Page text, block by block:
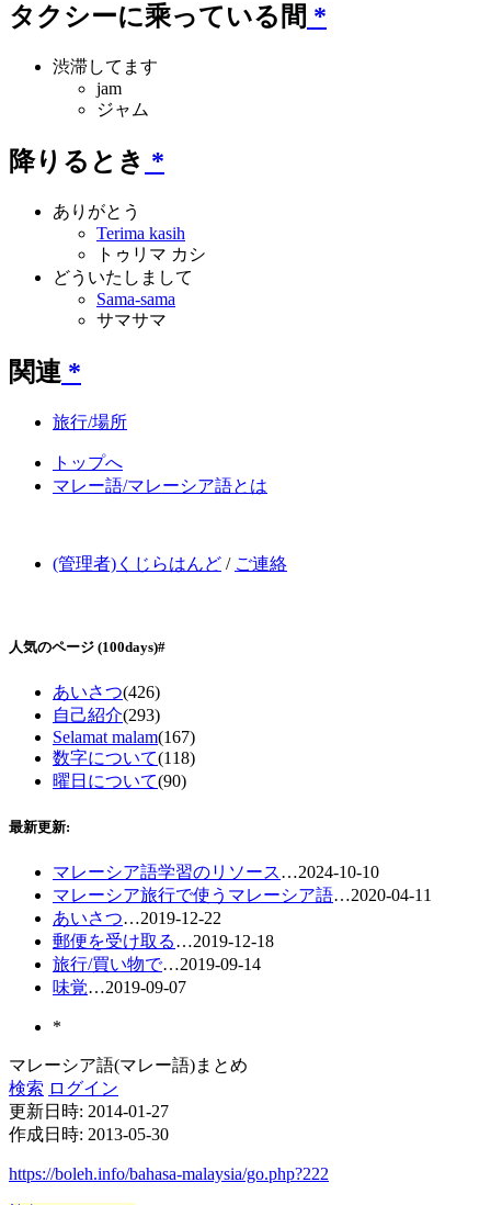
タクシーに乘っている間 *
渋滞してます
jam
ジャム
降りるとき *
ありがとう
Terima kasih
トゥリマ カシ
どういたしまして
Sama-sama
サマサマ
関連 *
旅行/場所
トップへ
マレー語/マレーシア語とは
(管理者)くじらはんど / ご連絡
人気のページ (100days)#
あいさつ(426)
自己紹介(293)
Selamat malam(167)
数字について(118)
曜日について(90)
最新更新:
マレーシア語学習のリソース…2024-10-10
マレーシア旅行で使うマレーシア語…2020-04-11
あいさつ…2019-12-22
郵便を受け取る…2019-12-18
旅行/買い物で…2019-09-14
味覚…2019-09-07
*
マレーシア語(マレー語)まとめ
検索 ログイン
更新日時: 2014-01-27
作成日時: 2013-05-30
https://boleh.info/bahasa-malaysia/go.php?222